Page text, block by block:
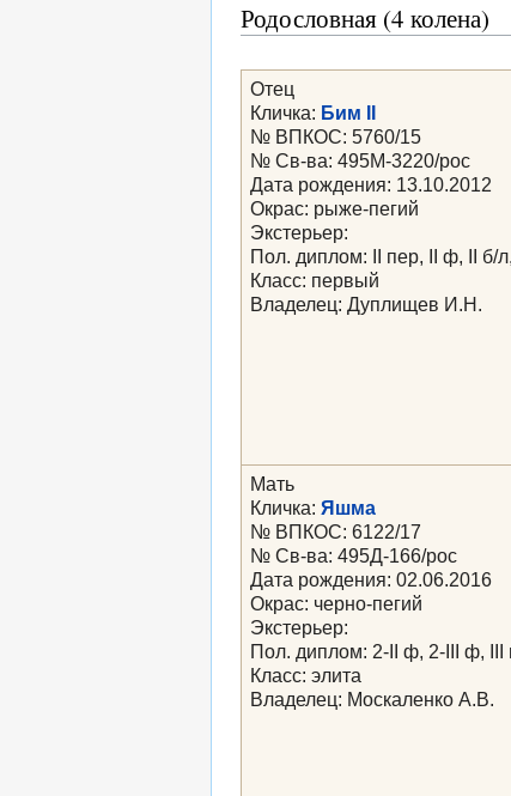
Родословная (4 колена)
Отец
Кличка: Бим II
№ ВПКОС: 5760/15
№ Св-ва: 495М-3220/рос
Дата рождения: 13.10.2012
Окрас: рыже-пегий
Экстерьер:
Пол. диплом: II пер, II ф, II б/л,
Класс: первый
Владелец: Дуплищев И.Н.
Мать
Кличка: Яшма
№ ВПКОС: 6122/17
№ Св-ва: 495Д-166/рос
Дата рождения: 02.06.2016
Окрас: черно-пегий
Экстерьер:
Пол. диплом: 2-II ф, 2-III ф, III
Класс: элита
Владелец: Москаленко А.В.